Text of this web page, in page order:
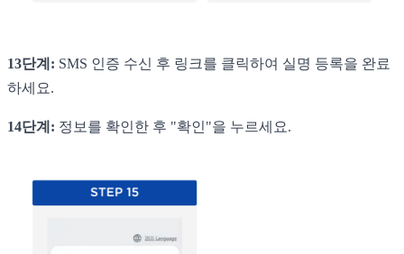
13단계: SMS 인증 수신 후 링크를 클릭하여 실명 등록을 완료
하세요.
14단계: 정보를 확인한 후 "확인"을 누르세요.